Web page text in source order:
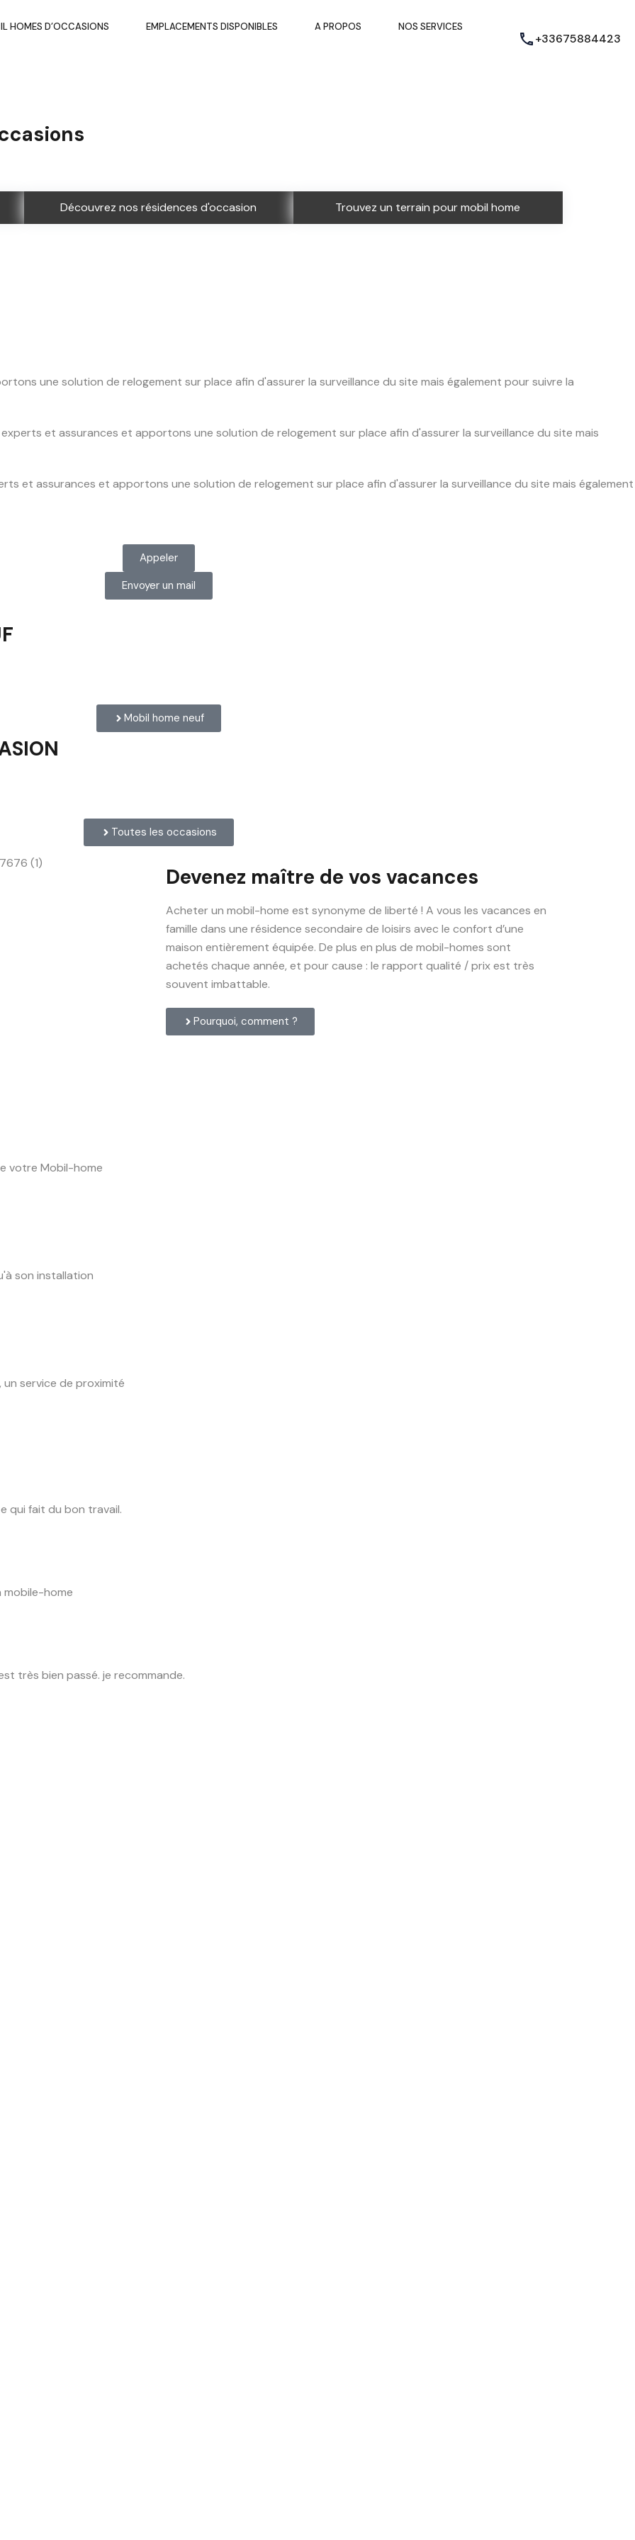
HOMES D’OCCASIONS EMPLACEMENTS DISPONIBLES A PROPOS NOS SERVICES
+33675884423
Découvrez nos résidences d'occasion Trouvez un terrain pour mobil home
une solution de relogement sur place afin d'assurer la surveillance du site mais également pour suivre la
et assurances et apportons une solution de relogement sur place afin d'assurer la surveillance du site mais
et assurances et apportons une solution de relogement sur place afin d'assurer la surveillance du site mais également
Appeler
Envoyer un mail
Mobil home neuf
Toutes les occasions
Devenez maître de vos vacances
Acheter un mobil-home est synonyme de liberté ! A vous les vacances en
famille dans une résidence secondaire de loisirs avec le confort d’une
maison entièrement équipée. De plus en plus de mobil-homes sont
achetés chaque année, et pour cause : le rapport qualité / prix est très
souvent imbattable.
Pourquoi, comment ?
votre Mobil-home
son installation
service de proximité
qui fait du bon travail.
mobile-home
très bien passé. je recommande.